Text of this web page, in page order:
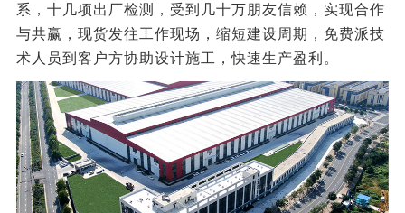
系，十几项出厂检测，受到几十万朋友信赖，实现合作
与共赢，现货发往工作现场，缩短建设周期，免费派技
术人员到客户方协助设计施工，快速生产盈利。